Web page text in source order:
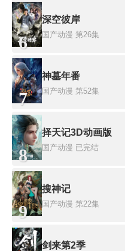
6
深空彼岸
国产动漫 第26集
7
神墓年番
国产动漫 第52集
8
择天记3D动画版
国产动漫 已完结
9
搜神记
国产动漫 第22集
剑来第2季